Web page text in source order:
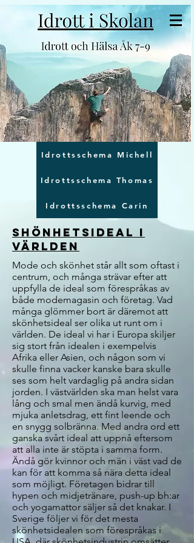
Idrottsschema Michell
Idrottsschema Thomas
Idrottsschema Carin
Shönhetsideal i
världen
Mode och skönhet står allt som oftast i
centrum, och många strävar efter att
uppfylla de ideal som förespråkas av
både modemagasin och företag. Vad
många glömmer bort är däremot att
skönhetsideal ser olika ut runt om i
världen. De ideal vi har i Europa skiljer
sig stort från idealen i exempelvis
Afrika eller Asien, och någon som vi
skulle finna vacker kanske bara skulle
ses som helt vardaglig på andra sidan
jorden. I västvärlden ska man helst vara
lång och smal men ändå kurvig, med
mjuka anletsdrag, ett fint leende och
en snygg solbränna. Med andra ord ett
ganska svårt ideal att uppnå eftersom
att alla inte är stöpta i samma form.
Ändå gör kvinnor och män i väst vad de
kan för att komma så nära detta ideal
som möjligt. Företagen bidrar till
hypen och midjetränare, push-up bh:ar
och yogamattor säljer så det knakar. I
Sverige följer vi för det mesta
skönhetsidealen som förespråkas i